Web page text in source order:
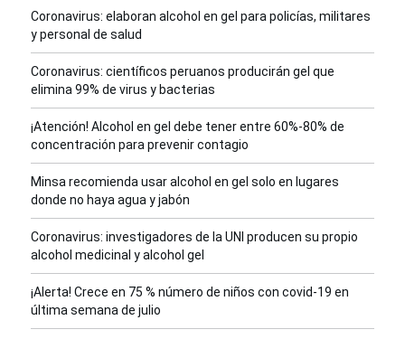
Coronavirus: elaboran alcohol en gel para policías, militares
y personal de salud
Coronavirus: científicos peruanos producirán gel que
elimina 99% de virus y bacterias
¡Atención! Alcohol en gel debe tener entre 60%-80% de
concentración para prevenir contagio
Minsa recomienda usar alcohol en gel solo en lugares
donde no haya agua y jabón
Coronavirus: investigadores de la UNI producen su propio
alcohol medicinal y alcohol gel
¡Alerta! Crece en 75 % número de niños con covid-19 en
última semana de julio